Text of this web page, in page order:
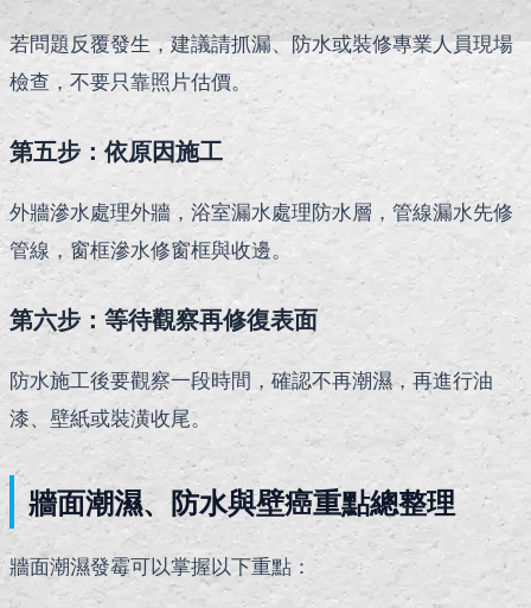
若問題反覆發生，建議請抓漏、防水或裝修專業人員現場
檢查，不要只靠照片估價。
第五步：依原因施工
外牆滲水處理外牆，浴室漏水處理防水層，管線漏水先修
管線，窗框滲水修窗框與收邊。
第六步：等待觀察再修復表面
防水施工後要觀察一段時間，確認不再潮濕，再進行油
漆、壁紙或裝潢收尾。
牆面潮濕、防水與壁癌重點總整理
牆面潮濕發霉可以掌握以下重點：